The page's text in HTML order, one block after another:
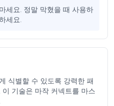
세요. 정말 막혔을 때 사용하
세요.
식별할 수 있도록 강력한 패
기술은 마작 커넥트를 마스